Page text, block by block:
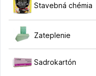
Stavebná chémia
Zateplenie
Sadrokartón